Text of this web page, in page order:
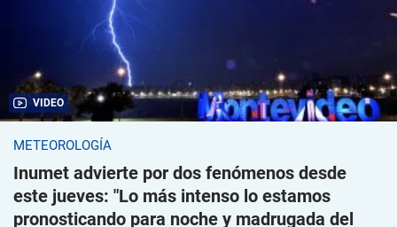
VIDEO
METEOROLOGÍA
Inumet advierte por dos fenómenos desde
este jueves: "Lo más intenso lo estamos
pronosticando para noche y madrugada del